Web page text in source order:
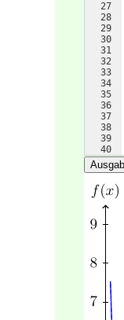
27
28
29
30
31
32
33
34
35
36
37
38
39
40